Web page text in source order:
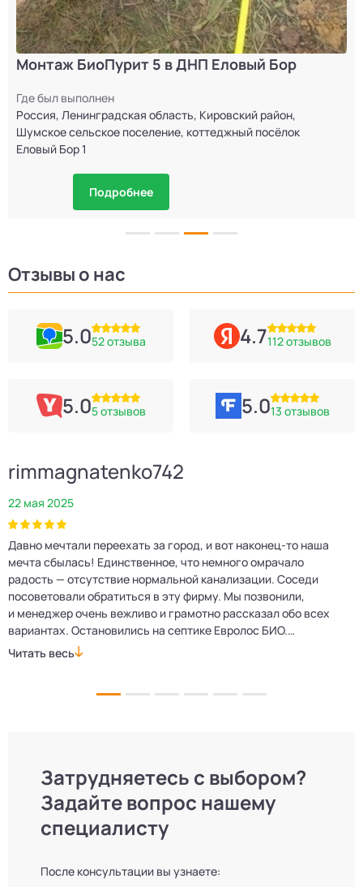
Монтаж БиоПурит 5 в ДНП Еловый Бор
Где был выполнен
Россия, Ленинградская область, Кировский район,
Шумское сельское поселение, коттеджный посёлок
Еловый Бор 1
Подробнее
Отзывы о нас
5.052 отзыва 4.7112 отзывов
5.05 отзывов 5.013 отзывов
rimmagnatenko742
22 мая 2025
Давно мечтали переехать за город, и вот наконец‑то наша
мечта сбылась! Единственное, что немного омрачало
радость — отсутствие нормальной канализации. Соседи
посоветовали обратиться в эту фирму. Мы позвонили,
и менеджер очень вежливо и грамотно рассказал обо всех
вариантах. Остановились на септике Евролос БИО.
Монтажники приехали вовремя, установили всё быстро
Читать весь
Затрудняетесь с выбором?
Задайте вопрос нашему
специалисту
После консультации вы узнаете: